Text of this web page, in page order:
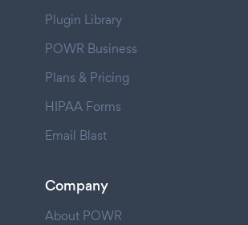
Plugin Library
POWR Business
Plans & Pricing
HIPAA Forms
Email Blast
Company
About POWR